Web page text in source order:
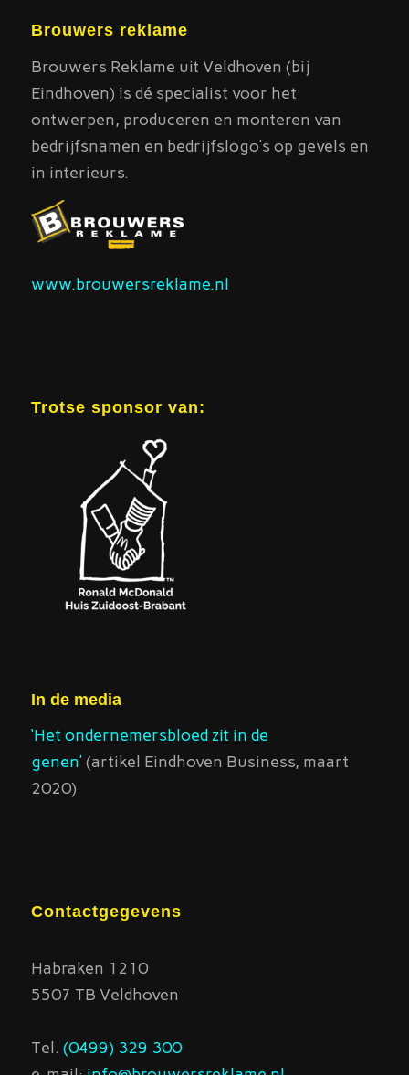
Brouwers reklame
Brouwers Reklame uit Veldhoven (bij
Eindhoven) is dé specialist voor het
ontwerpen, produceren en monteren van
bedrijfsnamen en bedrijfslogo’s op gevels en
in interieurs.
www.brouwersreklame.nl
Trotse sponsor van:
In de media
‘Het ondernemersbloed zit in de
genen’(artikel Eindhoven Business, maart
2020)
Contactgegevens
Habraken 1210
5507 TB Veldhoven
Tel. (0499) 329 300